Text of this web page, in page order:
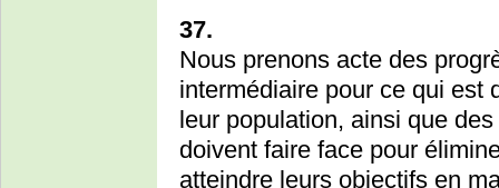
37.
Nous prenons acte des
intermédiaire pour ce qui est
leur population, ainsi que
doivent faire face pour
atteindre leurs objectifs en